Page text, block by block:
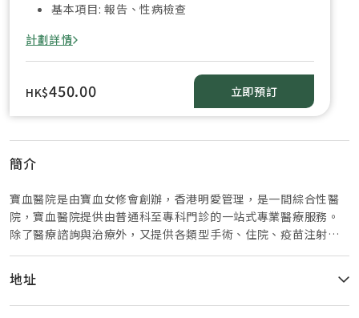
基本項目: 報告、性病檢查
計劃詳情
HK$450.00 立即預訂
簡介
寶血醫院是由寶血女修會創辦，香港明愛管理，是一間綜合性醫
院，寶血醫院提供由普通科至專科門診的一站式專業醫療服務。
除了醫療諮詢與治療外，又提供各類型手術、住院、疫苗注射、
產科及輔助醫療服務。寶血醫院配備各種先進醫療設施包括：磁
力共振掃描、電腦掃描、內視鏡檢查、專科身體檢查、體檢服務
等。
地址